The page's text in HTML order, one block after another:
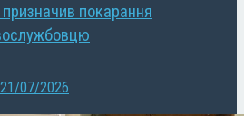
покарання
21/07/2026